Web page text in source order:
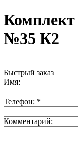
№35 К2
Быстрый заказ
Имя:
Телефон: *
Комментарий: